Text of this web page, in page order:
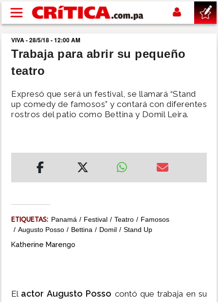
Pasar al contenido principal
buscar
SUCESOS
NACIONAL
SHOW
INSÓLITAS
IMPRESO
VIVA - 28/5/18 - 12:00 AM
Trabaja para abrir su pequeño
teatro
Expresó que será un festival, se llamará “Stand
up comedy de famosos” y contará con diferentes
rostros del patio como Bettina y Domil Leira.
ETIQUETAS: Panamá Festival Teatro
Famosos
Augusto Posso
Bettina Domil Stand Up
Katherine Marengo
El actor Augusto Posso contó que trabaja en su